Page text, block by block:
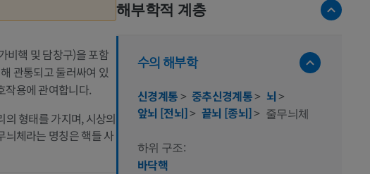
비핵 및 담창구)을 포함
관통되고 둘러싸여 있
작용에 관여합니다.
형태를 가지며, 시상의
늬체라는 명칭은 핵들 사
해부학적 계층
수의 해부학
신경계통> 중추신경계통> 뇌>
앞뇌 [전뇌]> 끝뇌 [종뇌]> 줄무늬체
하위 구조:
바닥핵